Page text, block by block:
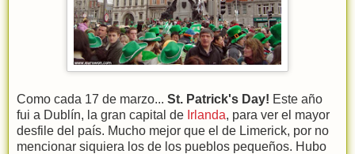
Como cada 17 de marzo... St. Patrick's Day! Este año
fui a Dublín, la gran capital de Irlanda, para ver el mayor
desfile del país. Mucho mejor que el de Limerick, por no
mencionar siquiera los de los pueblos pequeños. Hubo